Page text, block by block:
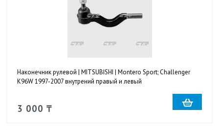
Наконечник рулевой | MITSUBISHI | Montero Sport; Challenger
K96W 1997-2007 внутрений правый и левый
3 000 ₸